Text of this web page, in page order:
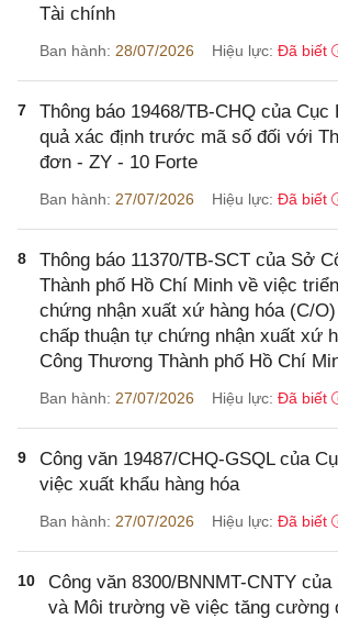
Tài chính
Ban hành: 28/07/2026 Hiệu lực: Đã biết
7
Thông báo 19468/TB-CHQ của Cục
quả xác định trước mã số đối với
đơn - ZY - 10 Forte
Ban hành: 27/07/2026 Hiệu lực: Đã biết
8
Thông báo 11370/TB-SCT của Sở
Thành phố Hồ Chí Minh về việc
chứng nhận xuất xứ hàng hóa (C/
chấp thuận tự chứng nhận xuất xứ
Công Thương Thành phố Hồ Chí
Ban hành: 27/07/2026 Hiệu lực: Đã biết
9
Công văn 19487/CHQ-GSQL của
việc xuất khẩu hàng hóa
Ban hành: 27/07/2026 Hiệu lực: Đã biết
10
Công văn 8300/BNNMT-CNTY của
và Môi trường về việc tăng cường